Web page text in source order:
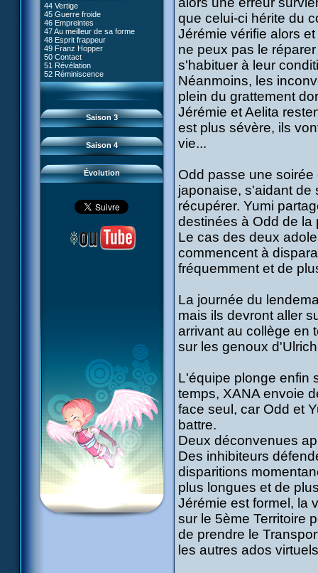
44 Vertige
45 Guerre froide
46 Empreintes
47 Au meilleur de sa forme
48 Esprit frappeur
49 Franz Hopper
50 Contact
51 Révélation
52 Réminiscence
Saison 3
54 Lyoko moins un
55 Raz de marée
56 Fausse piste
57 Aelita
58 Le prétendant
59 Le secret
60 Tarentule au plafond
61 Sabotage
62 Désincarnation
63 Triple sot
64 Surmenage
65 Dernier round
Saison 4
81 Oeil pour oeil
82 Mémoire blanche
83 Superstition
84 Missile guidé
85 La belle de Kadic
86 Kiwi superstar
87 Planète bleue
88 Cousins ennemis
89 Il est sensé d'être insensé
90 Médusée
91 Mauvaises ondes
93 Retour
94 Contre-attaque
95 Souvenirs
Évolution
#09 - Comment tromper XANA
#10 - Le réveil du guerrier
#11 - Rendez-vous
#12 - Chaos à Kadic
#13 - Vendredi 13
#14 - Intrusion
#15 - Les sans-codes
#16 - Confusion
#17 - Un avenir professionnel
assuré
#18 - Obstination
#19 - Le piège
#21 - Faux-semblants
#22 - Mutinerie
#24 - Paradoxe temporel
#25 - Hécatombe
#26 - Ultime mission
que celui-ci hérite du
Jérémie vérifie alors
ne peux pas le
s'habituer à leur
Néanmoins, les
plein du grattement
Jérémie et Aelita
est plus sévère, ils
vie...
Odd passe une
japonaise, s'aidant de
récupérer. Yumi
destinées à Odd de la
Le cas des deux
commencent à
fréquemment et de
La journée du
mais ils devront aller
arrivant au collège en
sur les genoux
L'équipe plonge enfin
temps, XANA envoie
face seul, car Odd et
battre.
Deux déconvenues
Des inhibiteurs
disparitions
plus longues et de
Jérémie est formel, la
sur le 5ème Territoire
de prendre le
les autres ados